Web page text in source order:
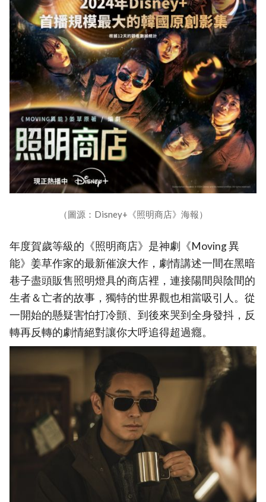
（圖源：Disney+《照明商店》海報）
年度賀歲等級的《照明商店》是神劇《Moving 異
能》姜草作家的最新催淚大作，劇情講述一間在黑暗
巷子盡頭販售照明燈具的商店裡，連接陽間與陰間的
生者＆亡者的故事，獨特的世界觀也相當吸引人。從
一開始的懸疑害怕打冷顫、到後來哭到全身發抖，反
轉再反轉的劇情絕對讓你大呼追得超過癮。